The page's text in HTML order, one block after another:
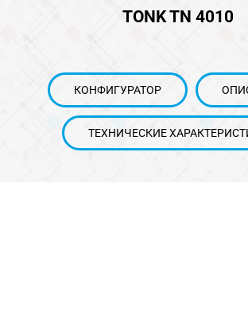
TONK TN 4010
КОНФИГУРАТОР
ТЕХНИЧЕСКИЕ